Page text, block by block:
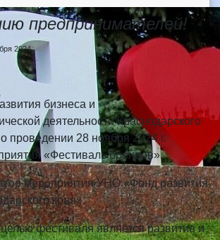
предпринимателей!
2024
бизнеса и
деятельности Краснодарского
проведении 28 ноября 2024 г.
«Фестиваль брендов».
мероприятия УНО «Фонд развития
края».
фестиваля является развитие и